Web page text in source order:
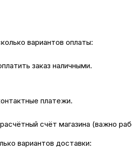
вариантов оплаты:
заказ наличными.
платежи.
счёт магазина (важно
вариантов доставки: